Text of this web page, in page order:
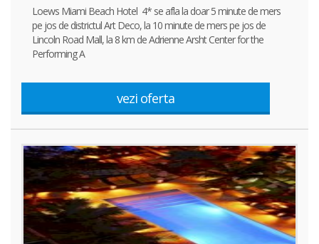
Loews Miami Beach Hotel 4* se afla la doar 5 minute de mers
pe jos de districtul Art Deco, la 10 minute de mers pe jos de
Lincoln Road Mall, la 8 km de Adrienne Arsht Center for the
Performing A
vezi oferta